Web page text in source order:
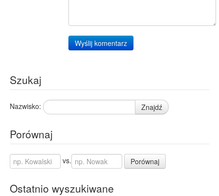
Wyślij komentarz
Szukaj
Nazwisko: Znajdź
Porównaj
vs. Porównaj
Ostatnio wyszukiwane